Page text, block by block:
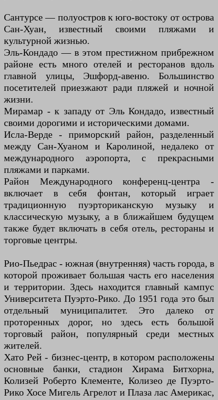
Сантурсе — полуостров к юго-востоку от острова
Сан-Хуан, известный своими пляжами и
культурной жизнью.
Эль-Кондадо — в этом престижном прибрежном
районе есть много отелей и ресторанов вдоль
главной улицы, Эшфорд-авеню. Большинство
посетителей приезжают ради пляжей и ночной
жизни.
Мирамар - к западу от Эль Кондадо, известный
своими дорогими и историческими домами.
Исла-Верде - приморский район, разделенный
между Сан-Хуаном и Каролиной, недалеко от
международного аэропорта, с прекрасными
пляжами и парками.
Район Международного конференц-центра -
включает в себя фонтан, который играет
традиционную пуэрториканскую музыку и
классическую музыку, а в ближайшем будущем
также будет включать в себя отель, рестораны и
торговые центры.
Рио-Пьедрас - южная (внутренняя) часть города, в
которой проживает большая часть его населения
и территории. Здесь находится главный кампус
Университета Пуэрто-Рико. До 1951 года это был
отдельный муниципалитет. Это далеко от
проторенных дорог, но здесь есть большой
торговый район, популярный среди местных
жителей.
Хато Рей - бизнес-центр, в котором расположены
основные банки, стадион Хирама Битхорна,
Колизей Роберто Клементе, Колизео де Пуэрто-
Рико Хосе Мигель Агрелот и Плаза лас Америкас,